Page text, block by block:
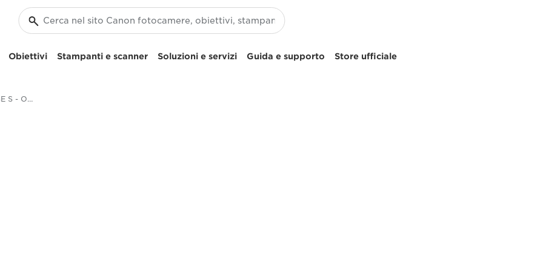
Obiettivi Stampanti e scanner Soluzioni e servizi Guida e supporto Store ufficiale
Canon CJ20ex5B IASE S - Obiettivi broadcast